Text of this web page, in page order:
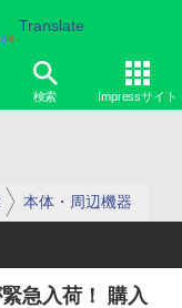
Translate
検索 Impressサイト
本体・周辺機器
急入荷！ 購入